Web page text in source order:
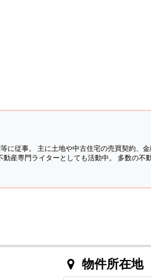
従事。 主に土地や中古住宅の売買契約、金
産専門ライターとしても活動中。 多数の不
物件所在地